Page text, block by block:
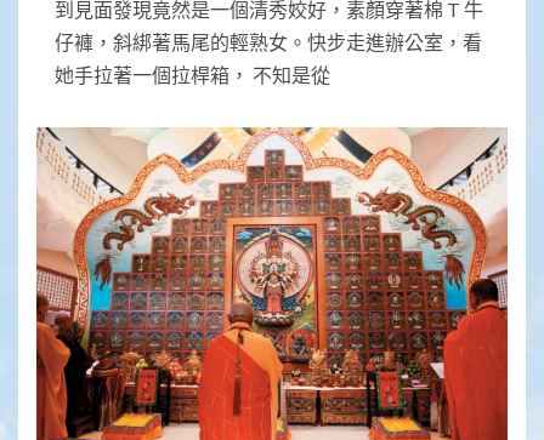
到見面發現竟然是一個清秀姣好，素顏穿著棉 T 牛
仔褲，斜綁著馬尾的輕熟女。快步走進辦公室，看
她手拉著一個拉桿箱， 不知是從